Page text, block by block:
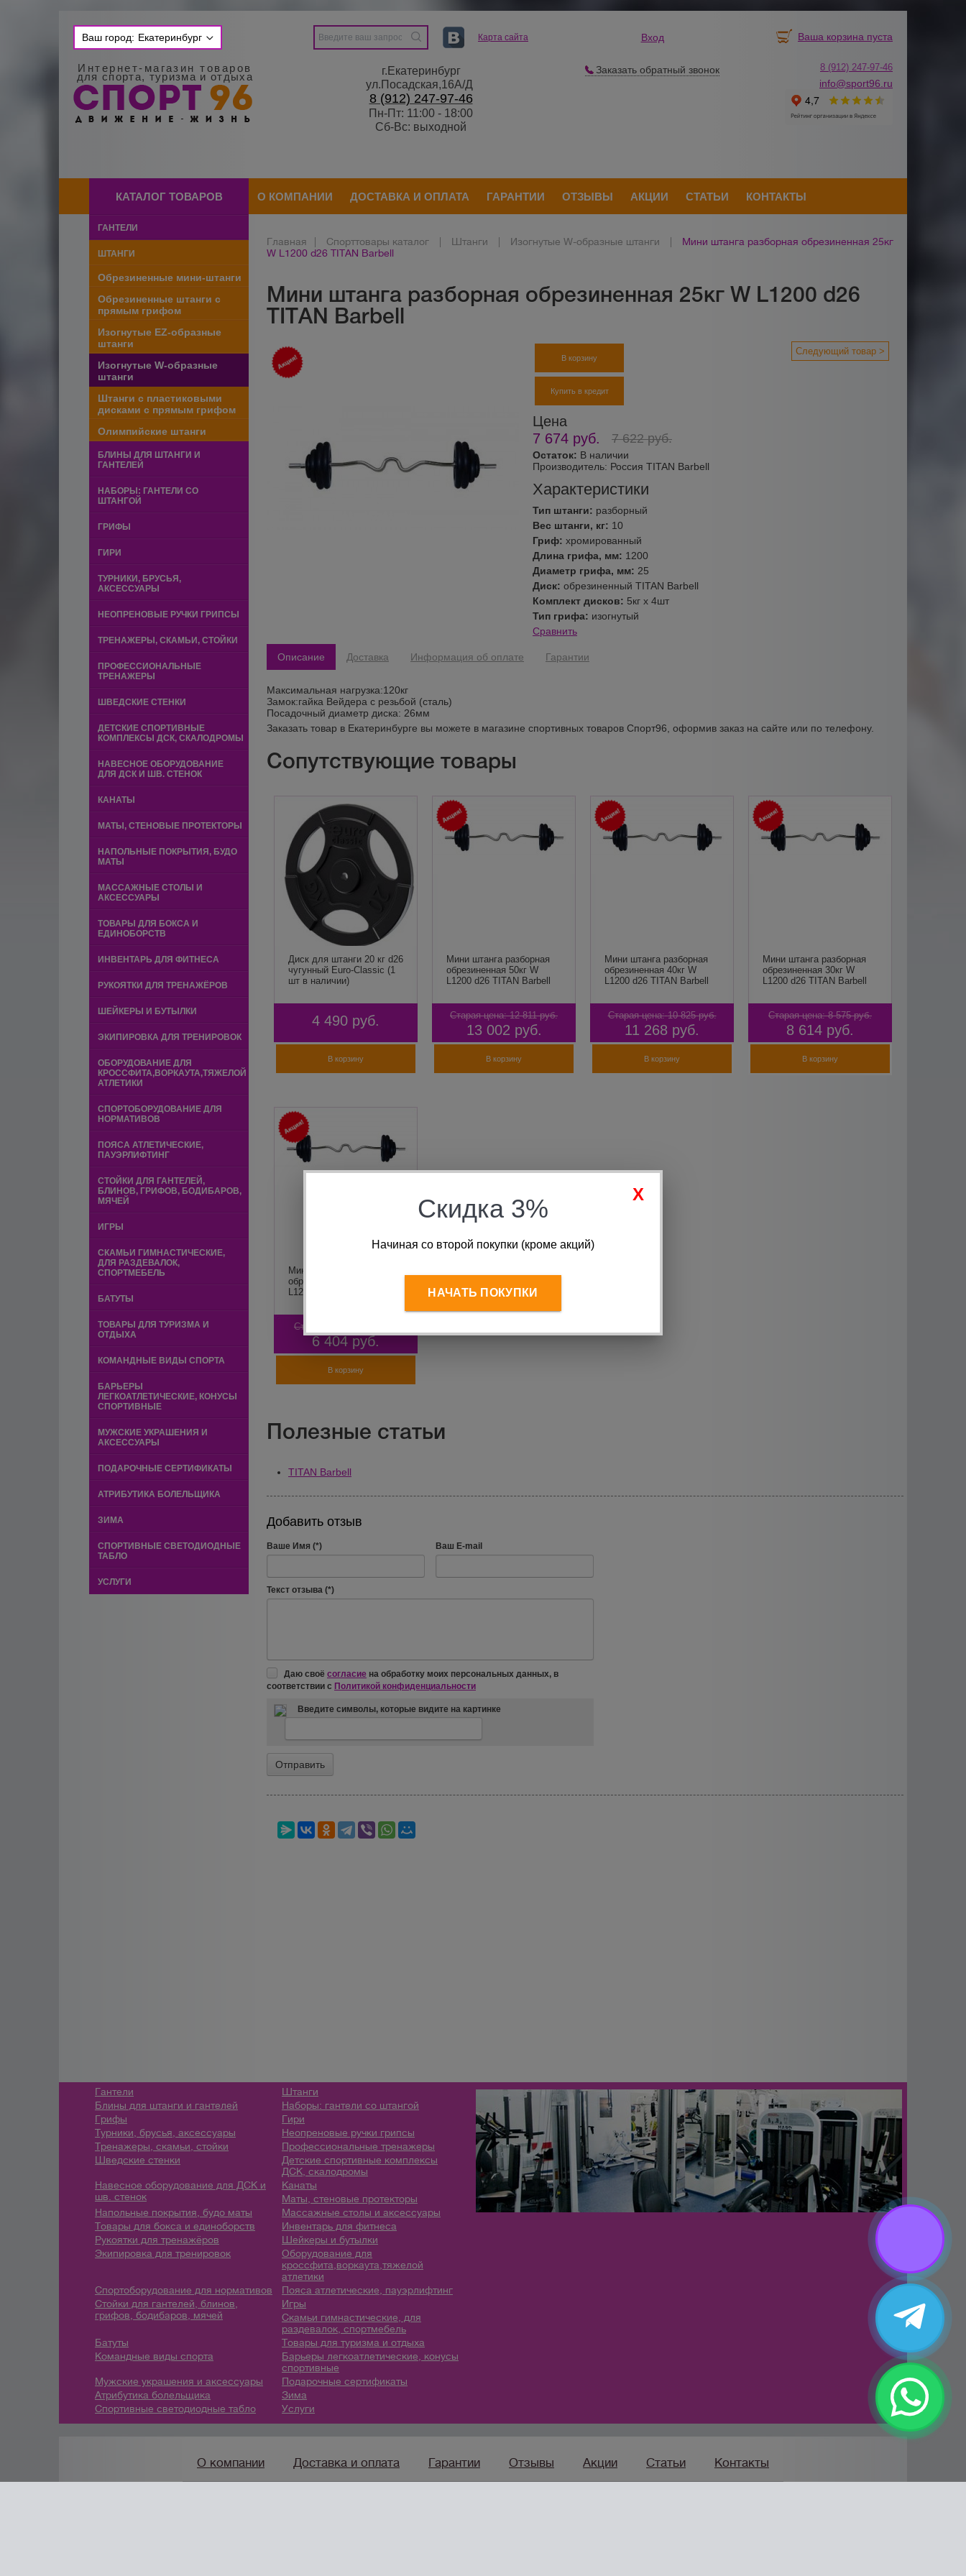
Ваш город: Екатеринбург
Интернет-магазин товаров
для спорта, туризма и отдыха
Карта сайта
г.Екатеринбург
ул.Посадская,16А/Д
8 (912) 247-97-46
Пн-Пт: 11:00 - 18:00
Сб-Вс: выходной
Вход
Заказать обратный звонок
Ваша корзина пуста
8 (912) 247-97-46
info@sport96.ru
КАТАЛОГ ТОВАРОВ О КОМПАНИИ ДОСТАВКА И ОПЛАТА ГАРАНТИИ ОТЗЫВЫ АКЦИИ СТАТЬИ КОНТАКТЫ
ГАНТЕЛИ
ШТАНГИ
Обрезиненные мини-штанги
Обрезиненные штанги с
прямым грифом
Изогнутые EZ-образные
штанги
Изогнутые W-образные
штанги
Штанги с пластиковыми
дисками с прямым грифом
Олимпийские штанги
БЛИНЫ ДЛЯ ШТАНГИ И
ГАНТЕЛЕЙ
НАБОРЫ: ГАНТЕЛИ СО
ШТАНГОЙ
ГРИФЫ
ГИРИ
ТУРНИКИ, БРУСЬЯ,
АКСЕССУАРЫ
НЕОПРЕНОВЫЕ РУЧКИ ГРИПСЫ
ТРЕНАЖЕРЫ, СКАМЬИ, СТОЙКИ
ПРОФЕССИОНАЛЬНЫЕ
ТРЕНАЖЕРЫ
ШВЕДСКИЕ СТЕНКИ
ДЕТСКИЕ СПОРТИВНЫЕ
КОМПЛЕКСЫ ДСК, СКАЛОДРОМЫ
НАВЕСНОЕ ОБОРУДОВАНИЕ
ДЛЯ ДСК И ШВ. СТЕНОК
КАНАТЫ
МАТЫ, СТЕНОВЫЕ ПРОТЕКТОРЫ
НАПОЛЬНЫЕ ПОКРЫТИЯ, БУДО
МАТЫ
МАССАЖНЫЕ СТОЛЫ И
АКСЕССУАРЫ
ТОВАРЫ ДЛЯ БОКСА И
ЕДИНОБОРСТВ
ИНВЕНТАРЬ ДЛЯ ФИТНЕСА
РУКОЯТКИ ДЛЯ ТРЕНАЖЁРОВ
ШЕЙКЕРЫ И БУТЫЛКИ
ЭКИПИРОВКА ДЛЯ ТРЕНИРОВОК
ОБОРУДОВАНИЕ ДЛЯ
КРОССФИТА,ВОРКАУТА,ТЯЖЕЛОЙ
АТЛЕТИКИ
СПОРТОБОРУДОВАНИЕ ДЛЯ
НОРМАТИВОВ
ПОЯСА АТЛЕТИЧЕСКИЕ,
ПАУЭРЛИФТИНГ
СТОЙКИ ДЛЯ ГАНТЕЛЕЙ,
БЛИНОВ, ГРИФОВ, БОДИБАРОВ,
МЯЧЕЙ
ИГРЫ
СКАМЬИ ГИМНАСТИЧЕСКИЕ,
ДЛЯ РАЗДЕВАЛОК,
СПОРТМЕБЕЛЬ
БАТУТЫ
ТОВАРЫ ДЛЯ ТУРИЗМА И
ОТДЫХА
КОМАНДНЫЕ ВИДЫ СПОРТА
БАРЬЕРЫ
ЛЕГКОАТЛЕТИЧЕСКИЕ, КОНУСЫ
СПОРТИВНЫЕ
МУЖСКИЕ УКРАШЕНИЯ И
АКСЕССУАРЫ
ПОДАРОЧНЫЕ СЕРТИФИКАТЫ
АТРИБУТИКА БОЛЕЛЬЩИКА
ЗИМА
СПОРТИВНЫЕ СВЕТОДИОДНЫЕ
ТАБЛО
УСЛУГИ
Главная Спорттовары каталог Штанги Изогнутые W-образные штанги
Мини штанга разборная обрезиненная 25кг
W L1200 d26 TITAN Barbell
Мини штанга разборная обрезиненная 25кг W L1200 d26
TITAN Barbell
Следующий товар >
Остаток: В наличии
Производитель: Россия TITAN Barbell
Характеристики
Тип штанги: разборный
Вес штанги, кг: 10
Гриф: хромированный
Длина грифа, мм: 1200
Диаметр грифа, мм: 25
Диск: обрезиненный TITAN Barbell
Комплект дисков: 5кг х 4шт
Тип грифа: изогнутый
Цена
7 622 руб.
7 674 руб.
В корзину
Купить в кредит
Сравнить
Описание Доставка Информация об оплате Гарантии
Максимальная нагрузка:120кг
Замок:гайка Вейдера с резьбой (сталь)
Посадочный диаметр диска: 26мм
Заказать товар в Екатеринбурге вы можете в магазине спортивных товаров Спорт96, оформив заказ на сайте или по телефону.
Сопутствующие товары
Диск для штанги 20 кг d26
чугунный Euro-Classic (1
шт в наличии)
4 490 руб.
В корзину
Мини штанга разборная
обрезиненная 50кг W
L1200 d26 TITAN Barbell
Старая цена: 12 811 руб.
13 002 руб.
В корзину
Мини штанга разборная
обрезиненная 40кг W
L1200 d26 TITAN Barbell
Старая цена: 10 825 руб.
11 268 руб.
В корзину
Мини штанга разборная
обрезиненная 30кг W
L1200 d26 TITAN Barbell
Старая цена: 8 575 руб.
8 614 руб.
В корзину
Мини штанга разборная
обрезиненная 20кг W
L1200 d26 TITAN Barbell
Старая цена:
6 404 руб.
В корзину
Полезные статьи
TITAN Barbell
Добавить отзыв
Ваше Имя (*) Ваш E-mail
Текст отзыва (*)
Даю своё согласие на обработку моих персональных данных, в
соответствии с Политикой конфиденциальности
Введите символы, которые видите на картинке
Гантели
Штанги
Блины для штанги и гантелей
Наборы: гантели со штангой
Грифы
Гири
Турники, брусья, аксессуары
Неопреновые ручки грипсы
Тренажеры, скамьи, стойки
Профессиональные тренажеры
Шведские стенки
Детские спортивные комплексы
ДСК, скалодромы
Навесное оборудование для ДСК и
шв. стенок
Канаты
Маты, стеновые протекторы
Напольные покрытия, будо маты
Массажные столы и аксессуары
Товары для бокса и единоборств
Инвентарь для фитнеса
Рукоятки для тренажёров
Шейкеры и бутылки
Экипировка для тренировок
Оборудование для
кроссфита,воркаута,тяжелой
атлетики
Спортоборудование для нормативов
Пояса атлетические, пауэрлифтинг
Стойки для гантелей, блинов,
грифов, бодибаров, мячей
Игры
Скамьи гимнастические, для
раздевалок, спортмебель
Батуты
Товары для туризма и отдыха
Командные виды спорта
Барьеры легкоатлетические, конусы
спортивные
Мужские украшения и аксессуары
Подарочные сертификаты
Атрибутика болельщика
Зима
Спортивные светодиодные табло
Услуги
О компании Доставка и оплата Гарантии Отзывы Акции Статьи Контакты
Скидка 3%
Начиная со второй покупки (кроме акций)
НАЧАТЬ ПОКУПКИ